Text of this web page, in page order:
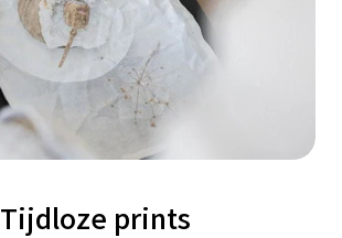
Tijdloze prints